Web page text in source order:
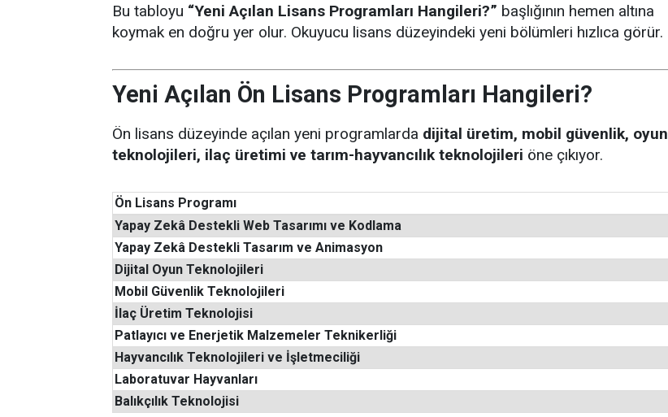
Bu tabloyu “Yeni Açılan Lisans Programları Hangileri?” başlığının hemen altına
koymak en doğru yer olur. Okuyucu lisans düzeyindeki yeni bölümleri hızlıca görür.
Yeni Açılan Ön Lisans Programları Hangileri?
Ön lisans düzeyinde açılan yeni programlarda dijital üretim, mobil güvenlik, oyun
teknolojileri, ilaç üretimi ve tarım-hayvancılık teknolojileri öne çıkıyor.
Ön Lisans Programı
Yapay Zekâ Destekli Web Tasarımı ve Kodlama
Yapay Zekâ Destekli Tasarım ve Animasyon
Dijital Oyun Teknolojileri
Mobil Güvenlik Teknolojileri
İlaç Üretim Teknolojisi
Patlayıcı ve Enerjetik Malzemeler Teknikerliği
Hayvancılık Teknolojileri ve İşletmeciliği
Laboratuvar Hayvanları
Balıkçılık Teknolojisi